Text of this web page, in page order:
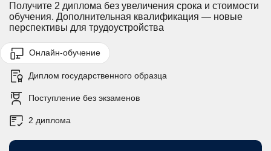
Получите 2 диплома без увеличения срока и стоимости
обучения. Дополнительная квалификация — новые
перспективы для трудоустройства
Онлайн-обучение
Диплом государственного образца
Поступление без экзаменов
2 диплома